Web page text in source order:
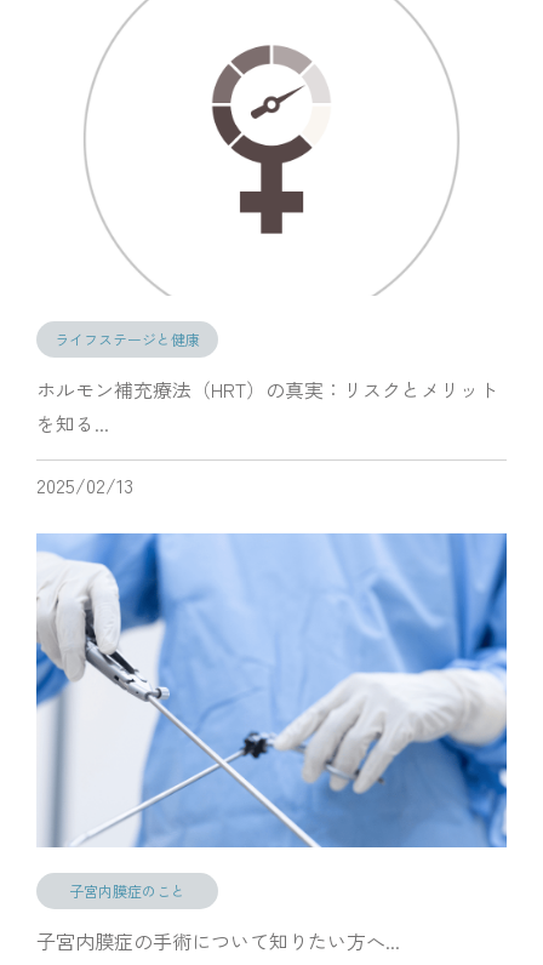
ライフステージと健康
ホルモン補充療法（HRT）の真実：リスクとメリット
を知る...
2025/02/13
子宮内膜症のこと
子宮内膜症の手術について知りたい方へ...